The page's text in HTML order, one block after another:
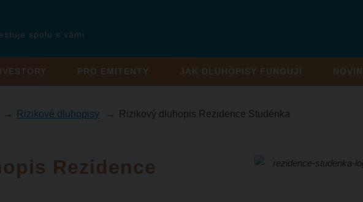
spolu s vámi
PRO EMITENTY JAK DLUHOPISY FUNGUJÍ
Rizikové dluhopisy Rizikový dluhopis Rezidence Studénka
Rezidence